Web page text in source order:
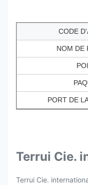
CODE
NOM DE
PORT DE
Terrui Cie.
Terrui Cie.